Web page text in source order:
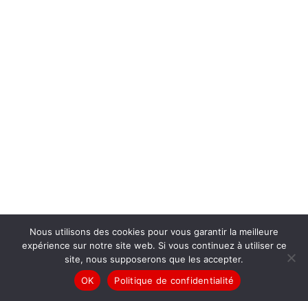
Nous utilisons des cookies pour vous garantir la meilleure
expérience sur notre site web. Si vous continuez à utiliser ce
site, nous supposerons que les accepter.
OK
Politique de confidentialité